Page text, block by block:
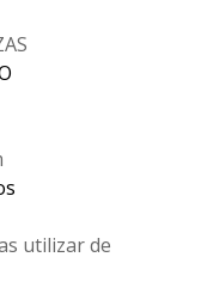
utilizar de